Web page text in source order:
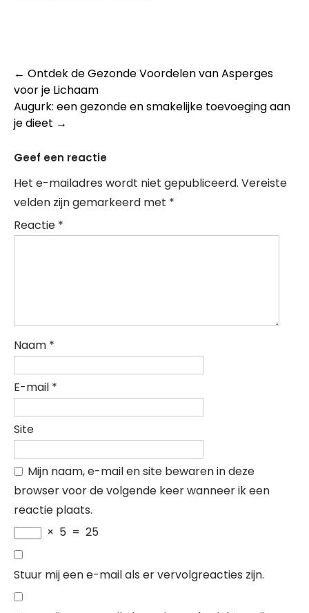
Post
navigation
← Ontdek de Gezonde Voordelen van Asperges
voor je Lichaam
Augurk: een gezonde en smakelijke toevoeging aan
je dieet →
Geef een reactie
Het e-mailadres wordt niet gepubliceerd. Vereiste
velden zijn gemarkeerd met *
Reactie *
Naam *
E-mail *
Site
Mijn naam, e-mail en site bewaren in deze
browser voor de volgende keer wanneer ik een
reactie plaats.
× 5 = 25
Stuur mij een e-mail als er vervolgreacties zijn.